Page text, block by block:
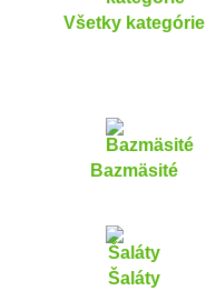
Všetky kategórie
Bazmäsité
Šaláty